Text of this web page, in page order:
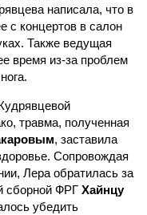
написала, что в
с концертов в салон
Также ведущая
время из-за проблем
травма, полученная
, заставила
Сопровождая
Лера обратилась за
сборной ФРГ Хайнцу
убедить